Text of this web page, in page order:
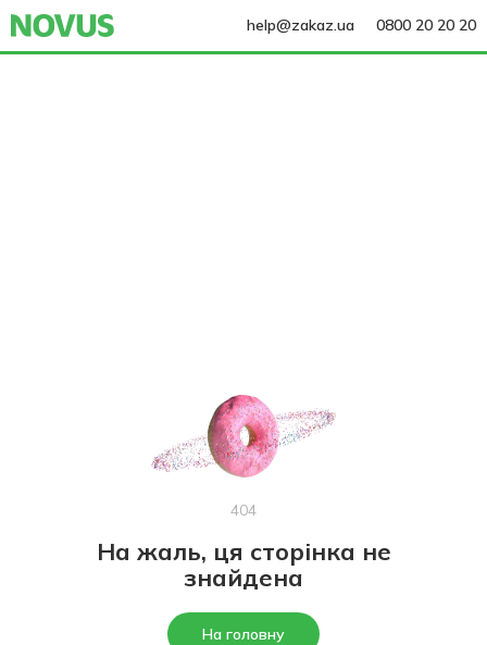
help@zakaz.ua 0800 20 20 20
404
На жаль, ця сторінка не
знайдена
На головну